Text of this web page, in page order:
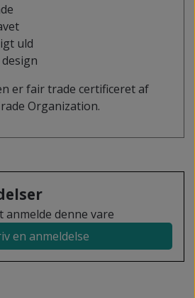
uld
design
er fair trade certificeret af
Organization.
denne vare
en anmeldelse